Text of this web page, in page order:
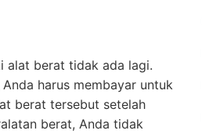
alat berat tidak ada lagi.
harus membayar untuk
berat tersebut setelah
berat, Anda tidak